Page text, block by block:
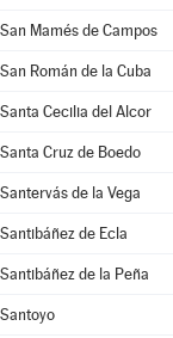
San Mamés de Campos
San Román de la Cuba
Santa Cecilia del Alcor
Santa Cruz de Boedo
Santervás de la Vega
Santibáñez de Ecla
Santibáñez de la Peña
Santoyo